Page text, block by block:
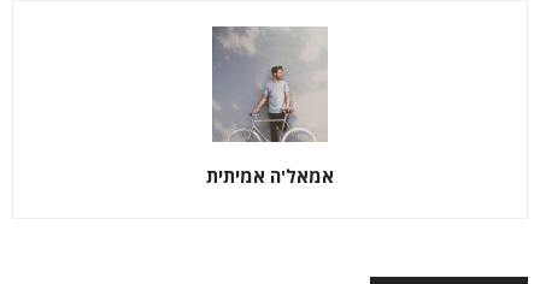
אמאל'ה אמיתית